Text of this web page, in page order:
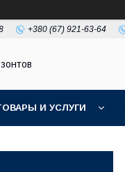
+380 (67) 921-63-64
И УСЛУГИ